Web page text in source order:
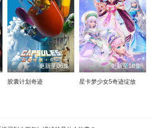
更新至06集
胶囊计划奇迹
更新至10集
星卡梦少女5奇迹绽放